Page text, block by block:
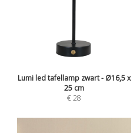
Lumi led tafellamp zwart - Ø16,5 x
25 cm
€28